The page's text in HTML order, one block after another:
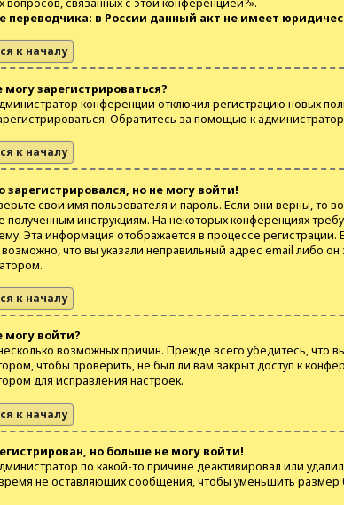
вопросов, связанных с этой конференцией?».
переводчика: в России данный акт не имеет
к началу
зарегистрироваться?
конференции отключил регистрацию новых
Обратитесь за помощью к
к началу
зарегистрировался, но не могу войти!
свои имя пользователя и пароль. Если они верны, то
полученным инструкциям. На некоторых конференциях
Эта информация отображается в процессе
возможно, что вы указали неправильный адрес email либо
к началу
могу войти?
возможных причин. Прежде всего убедитесь, что
чтобы проверить, не был ли вам закрыт доступ к
для исправления настроек.
к началу
но больше не могу войти!
по какой-то причине деактивировал или
не оставляющих сообщения, чтобы уменьшить размер